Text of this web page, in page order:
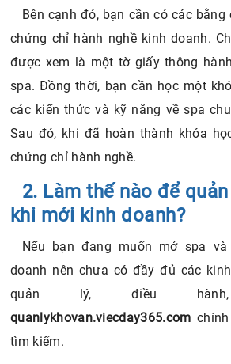
Bên cạnh đó, bạn cần có các bằng
chứng chỉ hành nghề kinh doanh.
được xem là một tờ giấy thông
spa. Đồng thời, bạn cần học một
các kiến thức và kỹ năng về spa
Sau đó, khi đã hoàn thành khóa
chứng chỉ hành nghề.
2. Làm thế nào để
khi mới kinh doanh?
Nếu bạn đang muốn mở spa
doanh nên chưa có đầy đủ các
quản lý, điều
quanlykhovan.viecday365.com
tìm kiếm.